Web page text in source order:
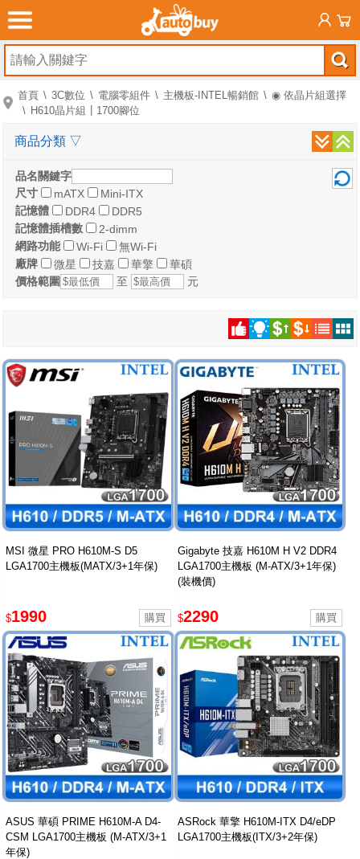
首頁 3C數位 電腦零組件 主機板-INTEL暢銷館
◉ 依晶片組選擇
H610晶片組┃1700腳位
品名關鍵字
尺寸
mATX
Mini-ITX
記憶體
DDR4
DDR5
記憶體插槽數
2-dimm
網路功能
Wi-Fi
無Wi-Fi
廠牌
微星 技嘉 華擎
華碩
價格範圍
至 元
MSI 微星 PRO H610M-S D5
LGA1700主機板(MATX/3+1年保)
$1990
Gigabyte 技嘉 H610M H V2 DDR4
LGA1700主機板 (M-ATX/3+1年保)
(裝機價)
$2290
ASUS 華碩 PRIME H610M-A D4-
CSM LGA1700主機板 (M-ATX/3+1
年保)
ASRock 華擎 H610M-ITX D4/eDP
LGA1700主機板(ITX/3+2年保)
商品分類 ▽